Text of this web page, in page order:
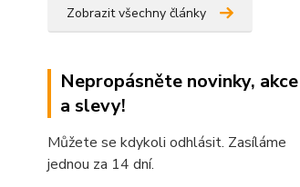
Zobrazit všechny články
Nepropásněte novinky, akce
a slevy!
Můžete se kdykoli odhlásit. Zasíláme
jednou za 14 dní.